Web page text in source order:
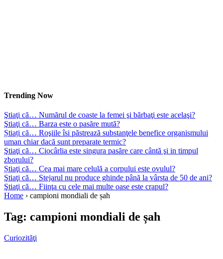
Trending Now
Ştiaţi că… Numărul de coaste la femei şi bărbaţi este acelaşi?
Ştiaţi că… Barza este o pasăre mută?
Știați că… Roşiile îsi păstrează substanţele benefice organismului
uman chiar dacă sunt preparate termic?
Ştiaţi că… Ciocârlia este singura pasăre care cântă şi in timpul
zborului?
Știaţi că… Cea mai mare celulă a corpului este ovulul?
Ştiaţi că… Stejarul nu produce ghinde până la vârsta de 50 de ani?
Ştiaţi că… Fiinţa cu cele mai multe oase este crapul?
Home › campioni mondiali de șah
Tag: campioni mondiali de șah
Curiozităţi